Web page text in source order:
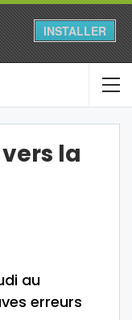
INSTALLER
la
au
erreurs